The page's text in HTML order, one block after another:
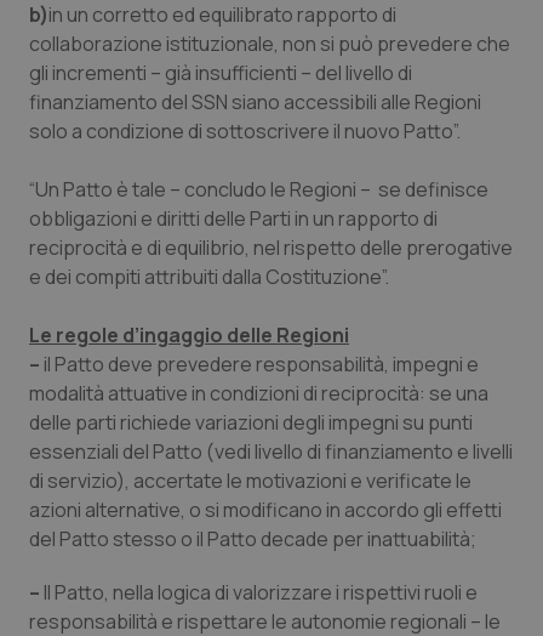
Tumore ovarico
Tumori del Polmone & Testa Collo
Tumori gastrointestinali
Ulcera & Reflusso
Vaccini
b)in un corretto ed equilibrato rapporto di
collaborazione istituzionale, non si può prevedere che
gli incrementi – già insufficienti – del livello di
finanziamento del SSN siano accessibili alle Regioni
solo a condizione di sottoscrivere il nuovo Patto”.
“Un Patto è tale – concludo le Regioni – se definisce
obbligazioni e diritti delle Parti in un rapporto di
reciprocità e di equilibrio, nel rispetto delle prerogative
e dei compiti attribuiti dalla Costituzione”.
Le regole d’ingaggio delle Regioni
– il Patto deve prevedere responsabilità, impegni e
modalità attuative in condizioni di reciprocità: se una
delle parti richiede variazioni degli impegni su punti
essenziali del Patto (vedi livello di finanziamento e livelli
di servizio), accertate le motivazioni e verificate le
azioni alternative, o si modificano in accordo gli effetti
del Patto stesso o il Patto decade per inattuabilità;
– Il Patto, nella logica di valorizzare i rispettivi ruoli e
responsabilità e rispettare le autonomie regionali – le